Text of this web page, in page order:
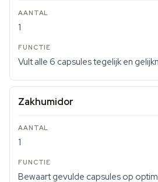
1
Vult alle 6 capsules tegelijk en
Zakhumidor
1
Bewaart gevulde capsules op